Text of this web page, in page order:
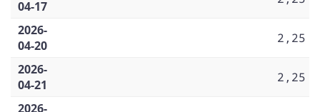
04-17
2026-
04-20
2,25
2026-
04-21
2,25
2026-